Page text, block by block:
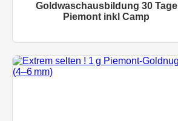
Goldwaschausbildung 30 Tage
Piemont inkl Camp